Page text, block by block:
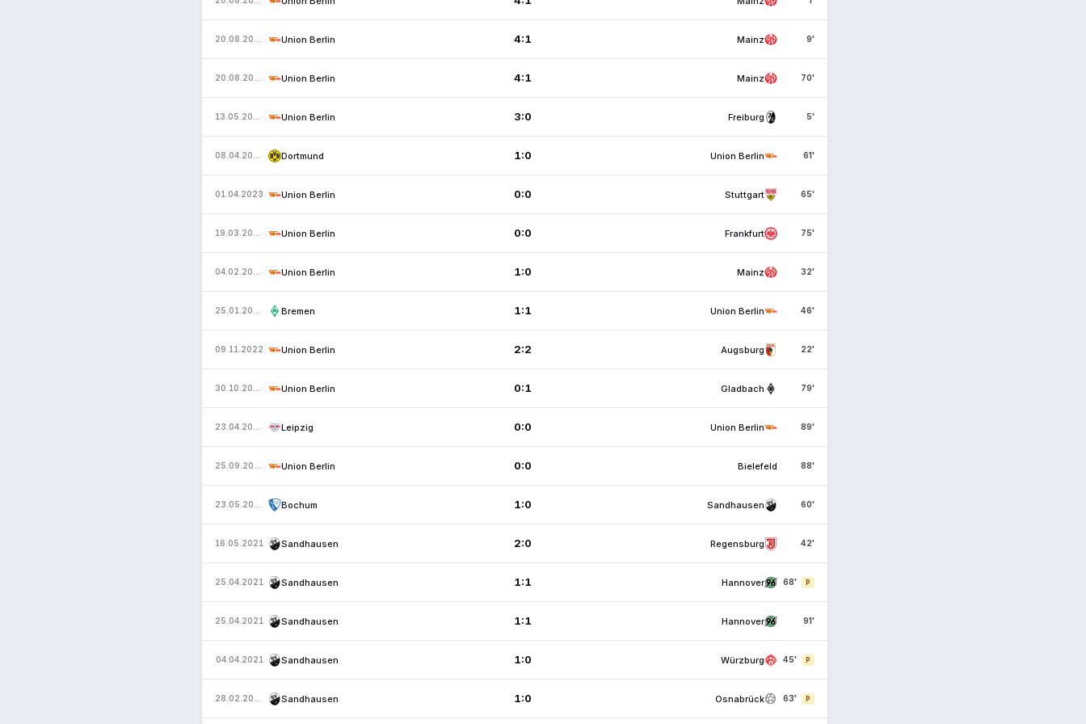
Union Berlin 4:1 Mainz 9'
Union Berlin 4:1 Mainz 70'
Union Berlin 3:0 Freiburg 5'
Dortmund 1:0 Union Berlin 61'
01.04.2023 Union Berlin 0:0 Stuttgart 65'
Union Berlin 0:0 Frankfurt 75'
Union Berlin 1:0 Mainz 32'
Bremen 1:1 Union Berlin 46'
09.11.2022 Union Berlin 2:2 Augsburg 22'
Union Berlin 0:1 Gladbach 79'
Leipzig 0:0 Union Berlin 89'
Union Berlin 0:0 Bielefeld 88'
Bochum 1:0 Sandhausen 60'
16.05.2021 Sandhausen 2:0 Regensburg 42'
25.04.2021 Sandhausen 1:1 Hannover 68' P
25.04.2021 Sandhausen 1:1 Hannover 91'
04.04.2021 Sandhausen 1:0 Würzburg 45' P
Sandhausen 1:0 sports_soccer
Osnabrück 63' P